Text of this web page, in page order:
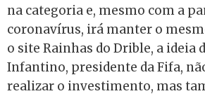
na categoria e, mesmo com a
coronavírus, irá manter o
o site Rainhas do Drible, a ideia
Infantino, presidente da Fifa,
realizar o investimento, mas